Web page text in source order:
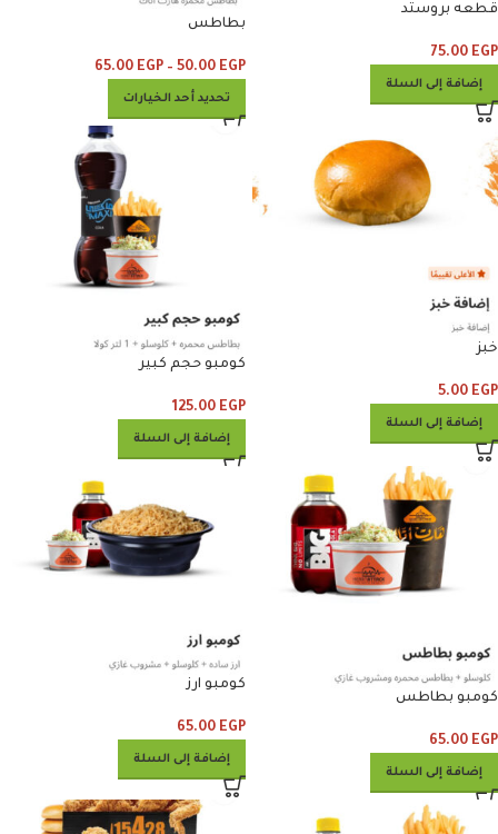
قطعه بروستد
75.00 EGP
إضافة إلى السلة
بطاطس
50.00 EGP
–
65.00 EGP
تحديد أحد الخيارات
خبز
5.00 EGP
إضافة إلى السلة
كومبو حجم كبير
125.00 EGP
إضافة إلى السلة
كومبو بطاطس
65.00 EGP
إضافة إلى السلة
كومبو ارز
65.00 EGP
إضافة إلى السلة